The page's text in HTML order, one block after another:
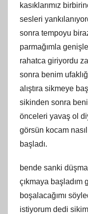
kasıklarımız
sesleri
sonra tempoyu
parmağımla
rahatca giriyordu
sonra benim
alıştıra sikmeye
sikinden sonra
önceleri yavaş ol
görsün kocam
başladı.
bende sanki
çıkmaya
boşalacağımı
istiyorum dedi